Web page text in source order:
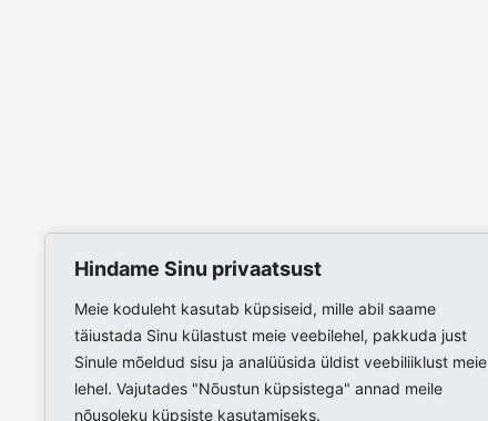
Hindame Sinu privaatsust
Meie koduleht kasutab küpsiseid, mille abil saame
täiustada Sinu külastust meie veebilehel, pakkuda just
Sinule mõeldud sisu ja analüüsida üldist veebiliiklust meie
lehel. Vajutades "Nõustun küpsistega" annad meile
nõusoleku küpsiste kasutamiseks.